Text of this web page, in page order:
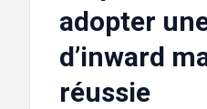
adopter
d’inward
réussie